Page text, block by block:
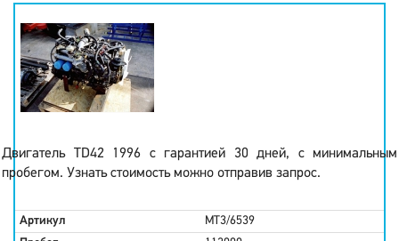
Двигатель TD42 1996 с гарантией 30 дней, с минимальным
пробегом. Узнать стоимость можно отправив запрос.
Артикул
MT3/6539